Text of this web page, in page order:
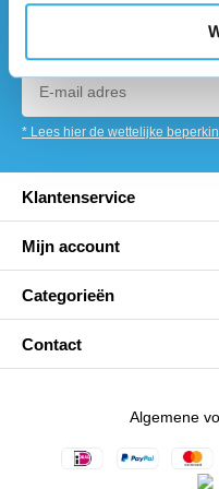
Ontvang de
* Lees hier de wettelijke
Klantenservice
Mijn account
Categorieën
Contact
Algemene